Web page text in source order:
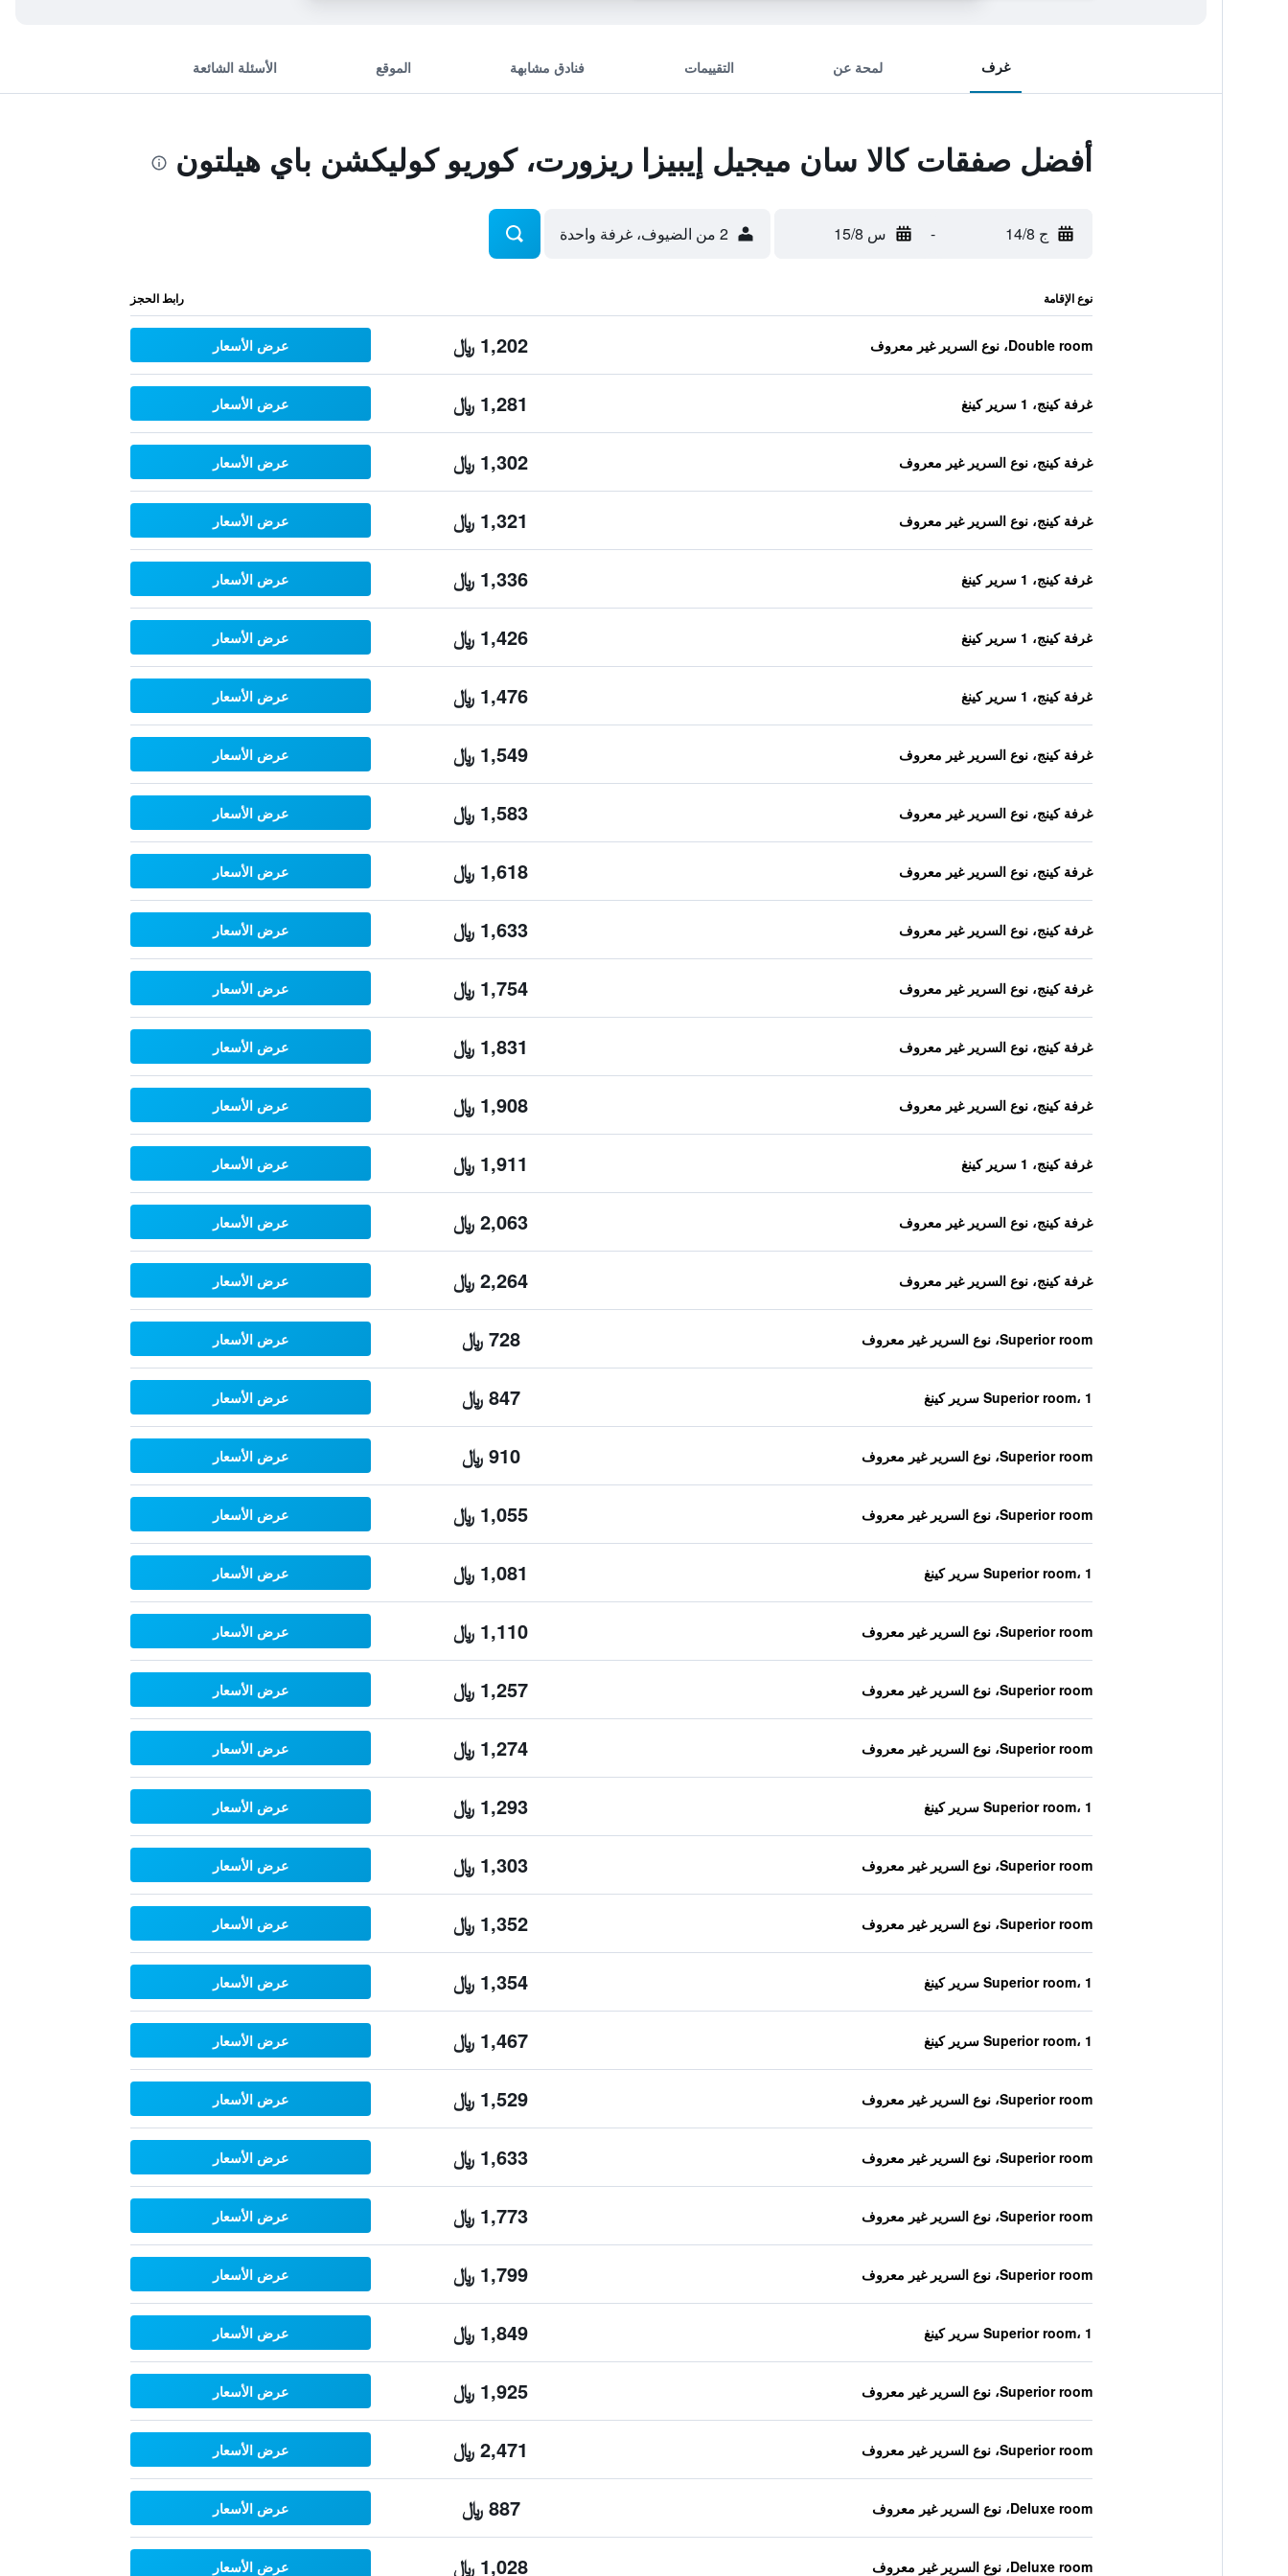
غرف لمحة عن التقييمات فنادق مشابهة الموقع الأسئلة الشائعة
أفضل صفقات كالا سان ميجيل إيبيزا ريزورت، كوريو كوليكشن باي هيلتون
ج 14/8 - س 15/8 2 من الضيوف، غرفة واحدة
نوع الإقامة رابط الحجز
Double room، نوع السرير غير معروف 1,202 ﷼ عرض الأسعار
غرفة كينج، 1 سرير كينغ 1,281 ﷼ عرض الأسعار
غرفة كينج، نوع السرير غير معروف 1,302 ﷼ عرض الأسعار
غرفة كينج، نوع السرير غير معروف 1,321 ﷼ عرض الأسعار
غرفة كينج، 1 سرير كينغ 1,336 ﷼ عرض الأسعار
غرفة كينج، 1 سرير كينغ 1,426 ﷼ عرض الأسعار
غرفة كينج، 1 سرير كينغ 1,476 ﷼ عرض الأسعار
غرفة كينج، نوع السرير غير معروف 1,549 ﷼ عرض الأسعار
غرفة كينج، نوع السرير غير معروف 1,583 ﷼ عرض الأسعار
غرفة كينج، نوع السرير غير معروف 1,618 ﷼ عرض الأسعار
غرفة كينج، نوع السرير غير معروف 1,633 ﷼ عرض الأسعار
غرفة كينج، نوع السرير غير معروف 1,754 ﷼ عرض الأسعار
غرفة كينج، نوع السرير غير معروف 1,831 ﷼ عرض الأسعار
غرفة كينج، نوع السرير غير معروف 1,908 ﷼ عرض الأسعار
غرفة كينج، 1 سرير كينغ 1,911 ﷼ عرض الأسعار
غرفة كينج، نوع السرير غير معروف 2,063 ﷼ عرض الأسعار
غرفة كينج، نوع السرير غير معروف 2,264 ﷼ عرض الأسعار
Superior room، نوع السرير غير معروف 728 ﷼ عرض الأسعار
Superior room، 1 سرير كينغ 847 ﷼ عرض الأسعار
Superior room، نوع السرير غير معروف 910 ﷼ عرض الأسعار
Superior room، نوع السرير غير معروف 1,055 ﷼ عرض الأسعار
Superior room، 1 سرير كينغ 1,081 ﷼ عرض الأسعار
Superior room، نوع السرير غير معروف 1,110 ﷼ عرض الأسعار
Superior room، نوع السرير غير معروف 1,257 ﷼ عرض الأسعار
Superior room، نوع السرير غير معروف 1,274 ﷼ عرض الأسعار
Superior room، 1 سرير كينغ 1,293 ﷼ عرض الأسعار
Superior room، نوع السرير غير معروف 1,303 ﷼ عرض الأسعار
Superior room، نوع السرير غير معروف 1,352 ﷼ عرض الأسعار
Superior room، 1 سرير كينغ 1,354 ﷼ عرض الأسعار
Superior room، 1 سرير كينغ 1,467 ﷼ عرض الأسعار
Superior room، نوع السرير غير معروف 1,529 ﷼ عرض الأسعار
Superior room، نوع السرير غير معروف 1,633 ﷼ عرض الأسعار
Superior room، نوع السرير غير معروف 1,773 ﷼ عرض الأسعار
Superior room، نوع السرير غير معروف 1,799 ﷼ عرض الأسعار
Superior room، 1 سرير كينغ 1,849 ﷼ عرض الأسعار
Superior room، نوع السرير غير معروف 1,925 ﷼ عرض الأسعار
Superior room، نوع السرير غير معروف 2,471 ﷼ عرض الأسعار
Deluxe room، نوع السرير غير معروف 887 ﷼ عرض الأسعار
Deluxe room، نوع السرير غير معروف 1,028 ﷼ عرض الأسعار